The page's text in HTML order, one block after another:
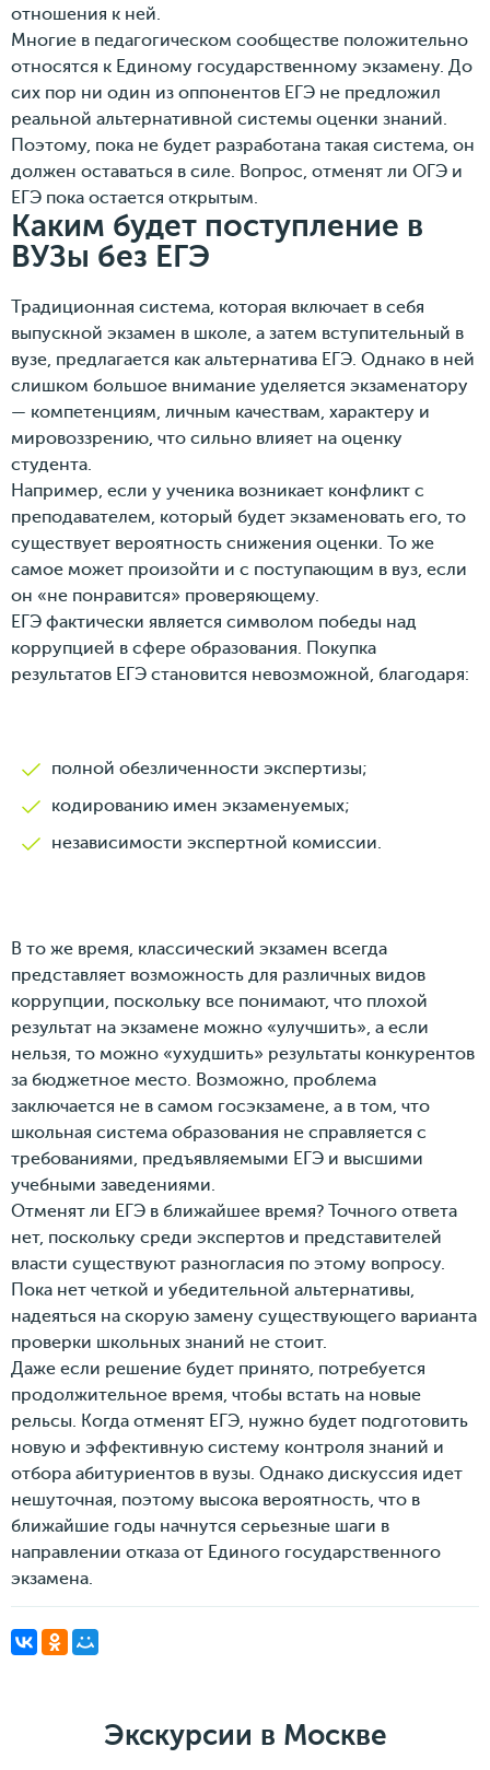
отношения к ней.
Многие в педагогическом сообществе положительно
относятся к Единому государственному экзамену. До
сих пор ни один из оппонентов ЕГЭ не предложил
реальной альтернативной системы оценки знаний.
Поэтому, пока не будет разработана такая система, он
должен оставаться в силе. Вопрос, отменят ли ОГЭ и
ЕГЭ пока остается открытым.
Каким будет поступление в
ВУЗы без ЕГЭ
Традиционная система, которая включает в себя
выпускной экзамен в школе, а затем вступительный в
вузе, предлагается как альтернатива ЕГЭ. Однако в ней
слишком большое внимание уделяется экзаменатору
— компетенциям, личным качествам, характеру и
мировоззрению, что сильно влияет на оценку
студента.
Например, если у ученика возникает конфликт с
преподавателем, который будет экзаменовать его, то
существует вероятность снижения оценки. То же
самое может произойти и с поступающим в вуз, если
он «не понравится» проверяющему.
ЕГЭ фактически является символом победы над
коррупцией в сфере образования. Покупка
результатов ЕГЭ становится невозможной, благодаря:
полной обезличенности экспертизы;
кодированию имен экзаменуемых;
независимости экспертной комиссии.
В то же время, классический экзамен всегда
представляет возможность для различных видов
коррупции, поскольку все понимают, что плохой
результат на экзамене можно «улучшить», а если
нельзя, то можно «ухудшить» результаты конкурентов
за бюджетное место. Возможно, проблема
заключается не в самом госэкзамене, а в том, что
школьная система образования не справляется с
требованиями, предъявляемыми ЕГЭ и высшими
учебными заведениями.
Отменят ли ЕГЭ в ближайшее время? Точного ответа
нет, поскольку среди экспертов и представителей
власти существуют разногласия по этому вопросу.
Пока нет четкой и убедительной альтернативы,
надеяться на скорую замену существующего варианта
проверки школьных знаний не стоит.
Даже если решение будет принято, потребуется
продолжительное время, чтобы встать на новые
рельсы. Когда отменят ЕГЭ, нужно будет подготовить
новую и эффективную систему контроля знаний и
отбора абитуриентов в вузы. Однако дискуссия идет
нешуточная, поэтому высока вероятность, что в
ближайшие годы начнутся серьезные шаги в
направлении отказа от Единого государственного
экзамена.
Экскурсии в Москве